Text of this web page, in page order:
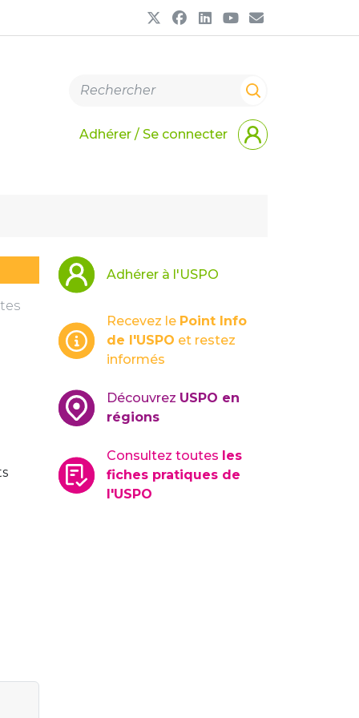
Adhérer / Se connecter
Adhérer à l'USPO
Recevez le Point Info
de l'USPO et restez
informés
Découvrez USPO en
régions
Consultez toutes les
fiches pratiques de
l'USPO